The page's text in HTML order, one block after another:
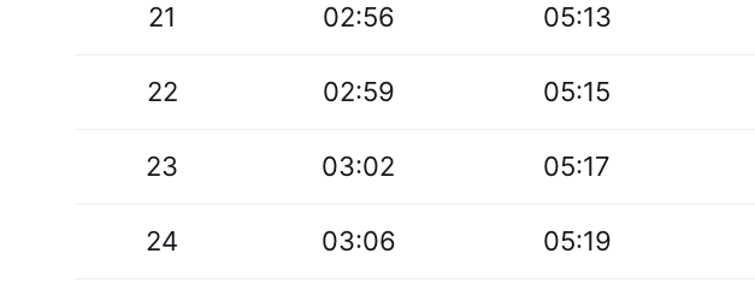
21 02:56 05:13
22 02:59 05:15
23 03:02 05:17
24 03:06 05:19